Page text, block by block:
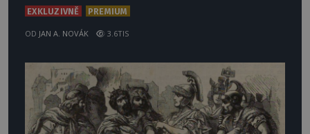
EXKLUZIVNĚ PREMIUM
OD JAN A. NOVÁK 3.6TIS